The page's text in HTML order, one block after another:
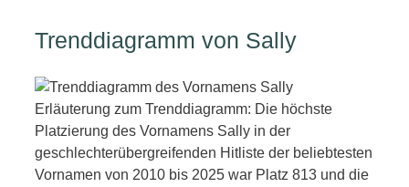
Trenddiagramm von Sally
Erläuterung zum Trenddiagramm: Die höchste
Platzierung des Vornamens Sally in der
geschlechterübergreifenden Hitliste der beliebtesten
Vornamen von 2010 bis 2025 war Platz 813 und die